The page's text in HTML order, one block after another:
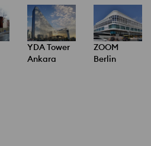
YDA Tower
Ankara
ZOOM
Berlin